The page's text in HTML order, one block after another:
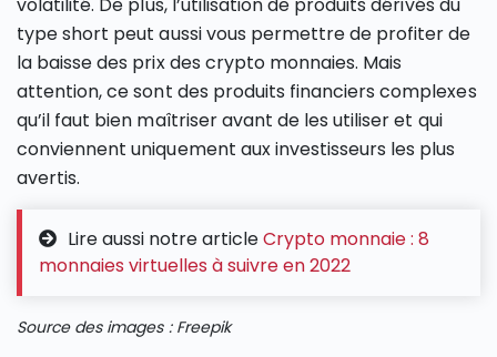
type short peut aussi vous permettre de profiter de
la baisse des prix des crypto monnaies. Mais
attention, ce sont des produits financiers complexes
qu’il faut bien maîtriser avant de les utiliser et qui
conviennent uniquement aux investisseurs les plus
avertis.
Lire aussi notre articleCrypto monnaie : 8
monnaies virtuelles à suivre en 2022
Source des images : Freepik